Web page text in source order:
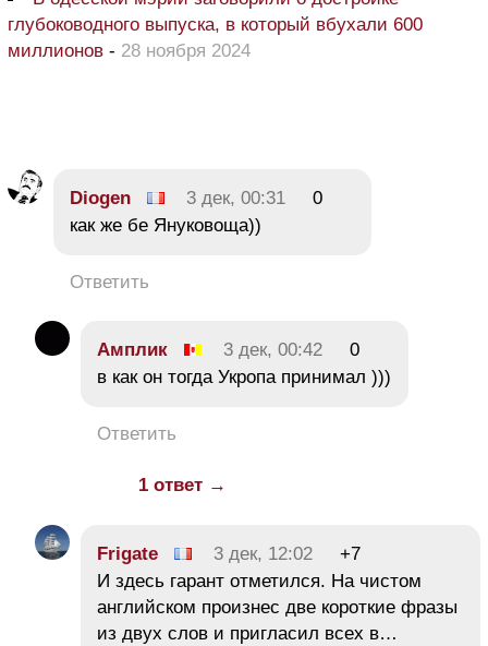
глубоководного выпуска, в который вбухали 600
миллионов - 28 ноября 2024
Diogen 3 дек, 00:31
0
как же бе Януковоща))
Ответить
Амплик 3 дек, 00:42
0
в как он тогда Укропа принимал )))
Ответить
1 ответ →
Frigate 3 дек, 12:02
+7
И здесь гарант отметился. На чистом
английском произнес две короткие фразы
из двух слов и пригласил всех в…